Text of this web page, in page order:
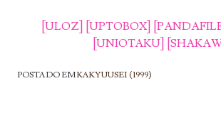
[ULOZ] [UPTOBOX]
[UNIOTAKU]
POSTADO EMKAKYUUSEI (1999)